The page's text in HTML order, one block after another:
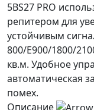
5BS27 PRO
репитером для
устойчивым
800/E900/1800/
кв.м. Удобное
автоматическая
помех.
Описание